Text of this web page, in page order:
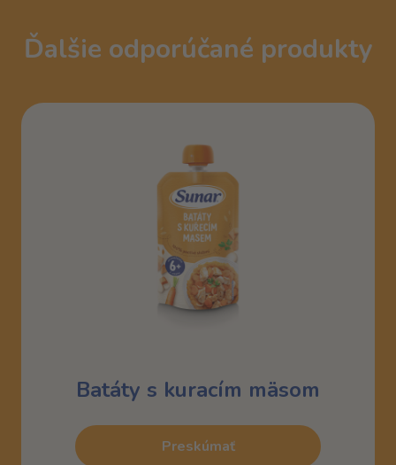
Ďalšie odporúčané produkty
Batáty s kuracím mäsom
Preskúmať